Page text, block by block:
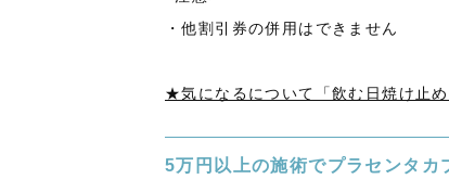
・他割引券の併用はできません
★気になるについて「飲む日焼け止
5万円以上の施術でプラセンタカ